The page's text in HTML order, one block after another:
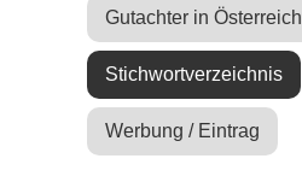
Gutachter in Österreich
Stichwortverzeichnis
Werbung / Eintrag